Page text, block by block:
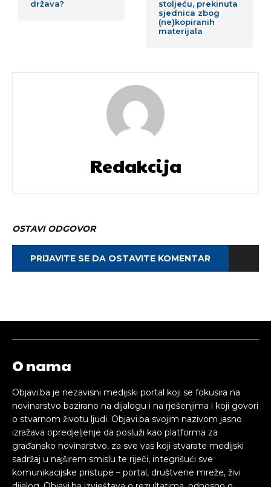
država?
stoljeću, prekinuta
sjednica zbog
(ne)kopiranih
materijala
Redakcija
OSTAVI ODGOVOR
PRIJAVITE SE DA OSTAVITE KOMENTAR
O nama
Objavi.ba je nezavisni medijski portal koji se fokusira na
novinarstvo bazirano na dijalogu i na rješenjima i koji govori
o stvarnom životu ljudi. Objavi.ba svojim nazivom jasno
izražava opredjeljenje da posluži kao platforma za
građansko novinarstvo, za sve vas koji stvarate medijski
sadržaj u najširem smislu te riječi, integrišući sve
komunikacijske pristupe – portal, društvene mreže, živi